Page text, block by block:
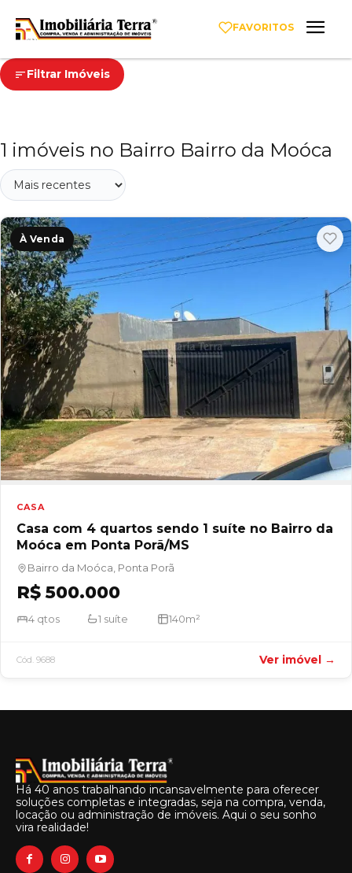
FAVORITOS
Filtrar Imóveis
1 imóveis no Bairro Bairro da Moóca
À Venda
CASA
Casa com 4 quartos sendo 1 suíte no Bairro da
Moóca em Ponta Porã/MS
Bairro da Moóca, Ponta Porã
R$ 500.000
4 qtos 1 suíte 140m²
Cód. 9688 Ver imóvel →
Há 40 anos trabalhando incansavelmente para oferecer
soluções completas e integradas, seja na compra, venda,
locação ou administração de imóveis. Aqui o seu sonho
vira realidade!